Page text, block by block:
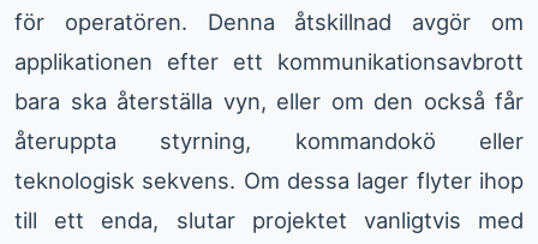
för operatören. Denna åtskillnad avgör om
applikationen efter ett kommunikationsavbrott
bara ska återställa vyn, eller om den också får
återuppta styrning, kommandokö eller
teknologisk sekvens. Om dessa lager flyter ihop
till ett enda, slutar projektet vanligtvis med